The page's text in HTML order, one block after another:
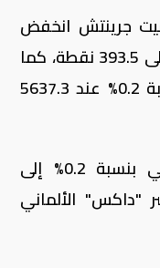
صباحاً بتوقيت جرينتش انخفض
مؤشر "ستوكس600" بنحو 0.2% إلى 393.5 نقطة، كما
تراجع مؤشر "كاك" الفرنسي بنسبة 0.2% عند 5637.3
وهبط مؤشر "فوتسي" البريطاني بنسبة 0.2% إلى
"داكس" الألماني